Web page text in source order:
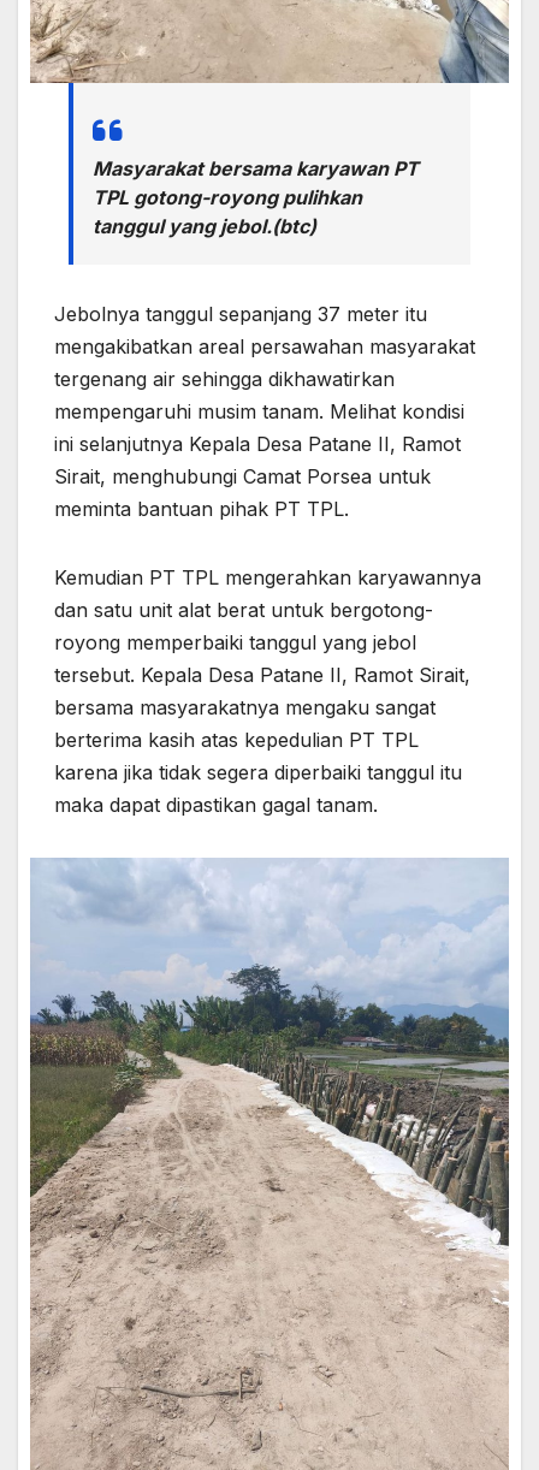
Masyarakat bersama karyawan PT
TPL gotong-royong pulihkan
tanggul yang jebol.(btc)
Jebolnya tanggul sepanjang 37 meter itu
mengakibatkan areal persawahan masyarakat
tergenang air sehingga dikhawatirkan
mempengaruhi musim tanam. Melihat kondisi
ini selanjutnya Kepala Desa Patane II, Ramot
Sirait, menghubungi Camat Porsea untuk
meminta bantuan pihak PT TPL.
Kemudian PT TPL mengerahkan karyawannya
dan satu unit alat berat untuk bergotong-
royong memperbaiki tanggul yang jebol
tersebut. Kepala Desa Patane II, Ramot Sirait,
bersama masyarakatnya mengaku sangat
berterima kasih atas kepedulian PT TPL
karena jika tidak segera diperbaiki tanggul itu
maka dapat dipastikan gagal tanam.